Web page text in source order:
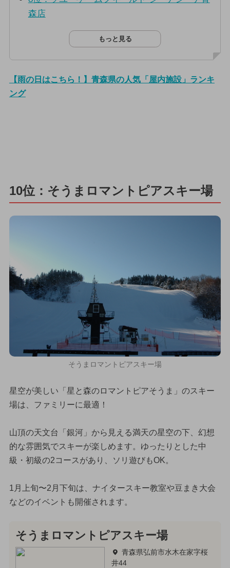
森店
もっと見る
【雨の日はこちら！】青森県の人気「屋内施設」ランキ
ング
10位：そうまロマントピアスキー場
そうまロマントピアスキー場
星空が美しい「星と森のロマントピアそうま」のスキー
場は、ファミリーに最適！
山頂の天文台「銀河」から見える満天の星空の下、幻想
的な雰囲気でスキーが楽しめます。ゆったりとした中
級・初級の2コースがあり、ソリ遊びもOK。
1月上旬〜2月下旬は、ナイタースキー教室や豆まき大会
などのイベントも開催されます。
そうまロマントピアスキー場
青森県弘前市水木在家字桜
井44